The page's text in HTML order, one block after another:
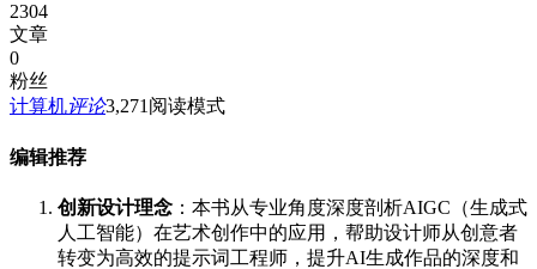
2304
文章
0
粉丝
计算机评论3,271 阅读模式
编辑推荐
创新设计理念 ：本书从专业角度深度剖析AIGC（生成式
人工智能）在艺术创作中的应用，帮助设计师从创意者
转变为高效的提示词工程师，提升AI生成作品的深度和